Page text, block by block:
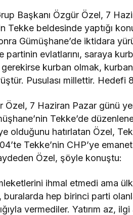
Başkanı Özgür Özel, 7
Tekke beldesinde yaptığı
Gümüşhane’de iktidara
partinin evlatlarını, saraya
kurban olmak,
Pusulası millettir.
Özel, 7 Haziran Pazar günü
Tekke’de
olduğunu hatırlatan Özel,
Tekke’nin CHP’ye
Özel, şöyle konuştu:
ihmal etmedi ama
buralarda hep birinci parti
vermediler. Yatırım az,